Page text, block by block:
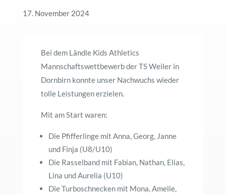
17. November 2024
Bei dem Ländle Kids Athletics
Mannschaftswettbewerb der TS Weiler in
Dornbirn konnte unser Nachwuchs wieder
tolle Leistungen erzielen.
Mit am Start waren:
Die Pfifferlinge mit Anna, Georg, Janne
und Finja (U8/U10)
Die Rasselband mit Fabian, Nathan, Elias,
Lina und Aurelia (U10)
Die Turboschnecken mit Mona, Amelie,